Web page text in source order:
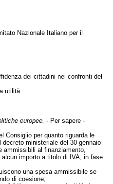
Nazionale Italiano per il
dei cittadini nei confronti del
utilità.
europee. -Per sapere -
Consiglio per quanto riguarda le
ministeriale del 30 gennaio
ammissibili al finanziamento,
importo a titolo di IVA, in fase
una spesa ammissibile se
di coesione;